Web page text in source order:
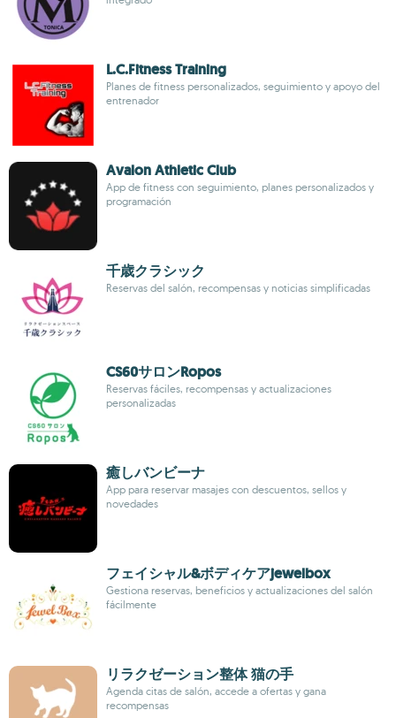
L.C.Fitness Training
Planes de fitness personalizados, seguimiento y apoyo del
entrenador
Avalon Athletic Club
App de fitness con seguimiento, planes personalizados y
programación
千歳クラシック
Reservas del salón, recompensas y noticias simplificadas
CS60サロンRopos
Reservas fáciles, recompensas y actualizaciones
personalizadas
癒しバンビーナ
App para reservar masajes con descuentos, sellos y
novedades
フェイシャル&ボディケアjewelbox
Gestiona reservas, beneficios y actualizaciones del salón
fácilmente
リラクゼーション整体 猫の手
Agenda citas de salón, accede a ofertas y gana
recompensas